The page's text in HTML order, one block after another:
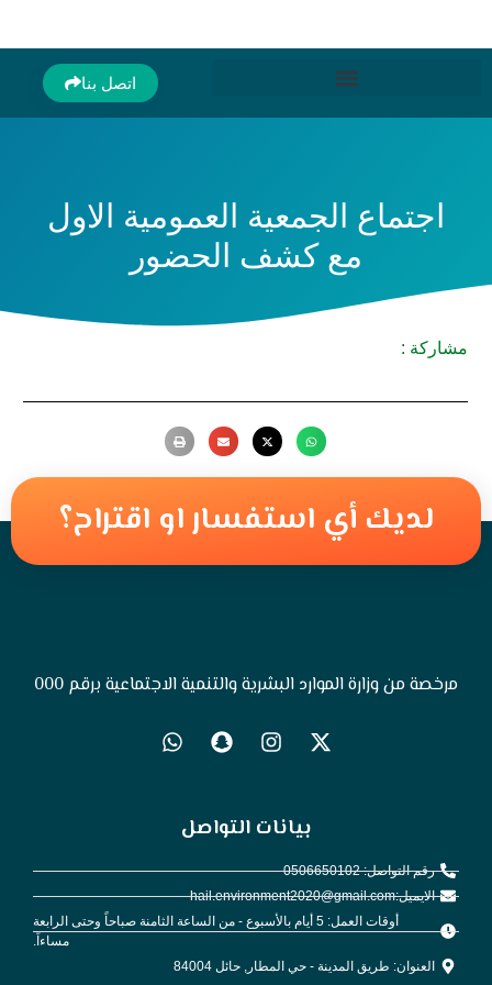
اتصل بنا
اجتماع الجمعية العمومية الاول
مع كشف الحضور
مشاركة :
لديك أي استفسار او اقتراح؟
مرخصة من وزارة الموارد البشرية والتنمية الاجتماعية برقم 000
بيانات التواصل
رقم التواصل: 0506650102
الايميل:hail.environment2020@gmail.com
أوقات العمل: 5 أيام بالأسبوع - من الساعة الثامنة صباحاً وحتى الرابعة
مساءاً.
العنوان: طريق المدينة - حي المطار, حائل 84004